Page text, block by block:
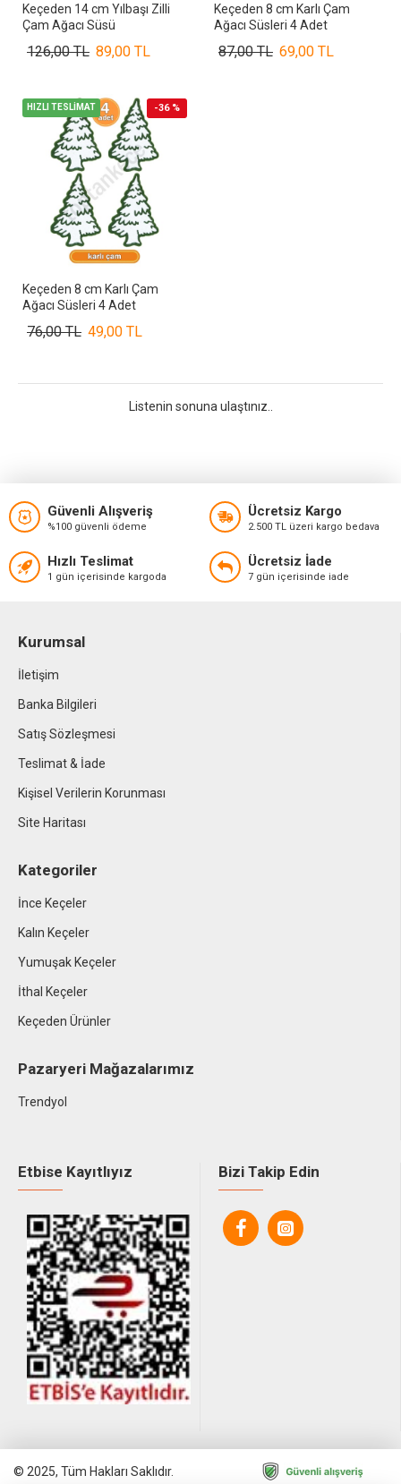
Keçeden 14 cm Yılbaşı Zilli
Çam Ağacı Süsü
89,00 TL
126,00 TL
Keçeden 8 cm Karlı Çam
Ağacı Süsleri 4 Adet
69,00 TL
87,00 TL
HIZLI TESLİMAT -36 %
Keçeden 8 cm Karlı Çam
Ağacı Süsleri 4 Adet
49,00 TL
76,00 TL
Listenin sonuna ulaştınız..
Güvenli Alışveriş
%100 güvenli ödeme
Ücretsiz Kargo
2.500 TL üzeri kargo bedava
Hızlı Teslimat
1 gün içerisinde kargoda
Ücretsiz İade
7 gün içerisinde iade
Kurumsal
İletişim
Banka Bilgileri
Satış Sözleşmesi
Teslimat & İade
Kişisel Verilerin Korunması
Site Haritası
Kategoriler
İnce Keçeler
Kalın Keçeler
Yumuşak Keçeler
İthal Keçeler
Keçeden Ürünler
Pazaryeri Mağazalarımız
Trendyol
Etbise Kayıtlıyız Bizi Takip Edin
© 2025, Tüm Hakları Saklıdır.